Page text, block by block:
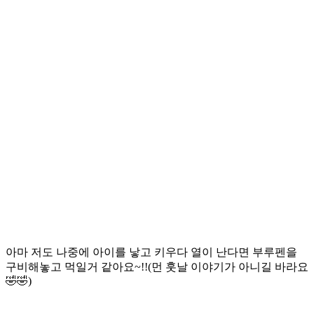
아마 저도 나중에 아이를 낳고 키우다 열이 난다면 부루펜을
구비해놓고 먹일거 같아요~!!(먼 훗날 이야기가 아니길 바라요
🤣🤣)